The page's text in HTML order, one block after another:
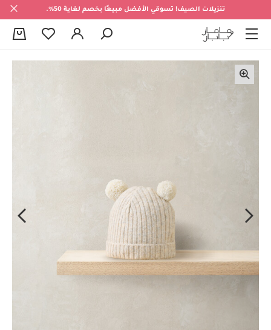
تنزيلات الصيف! تسوقي الأفضل مبيعًا بخصم لغاية 50%.